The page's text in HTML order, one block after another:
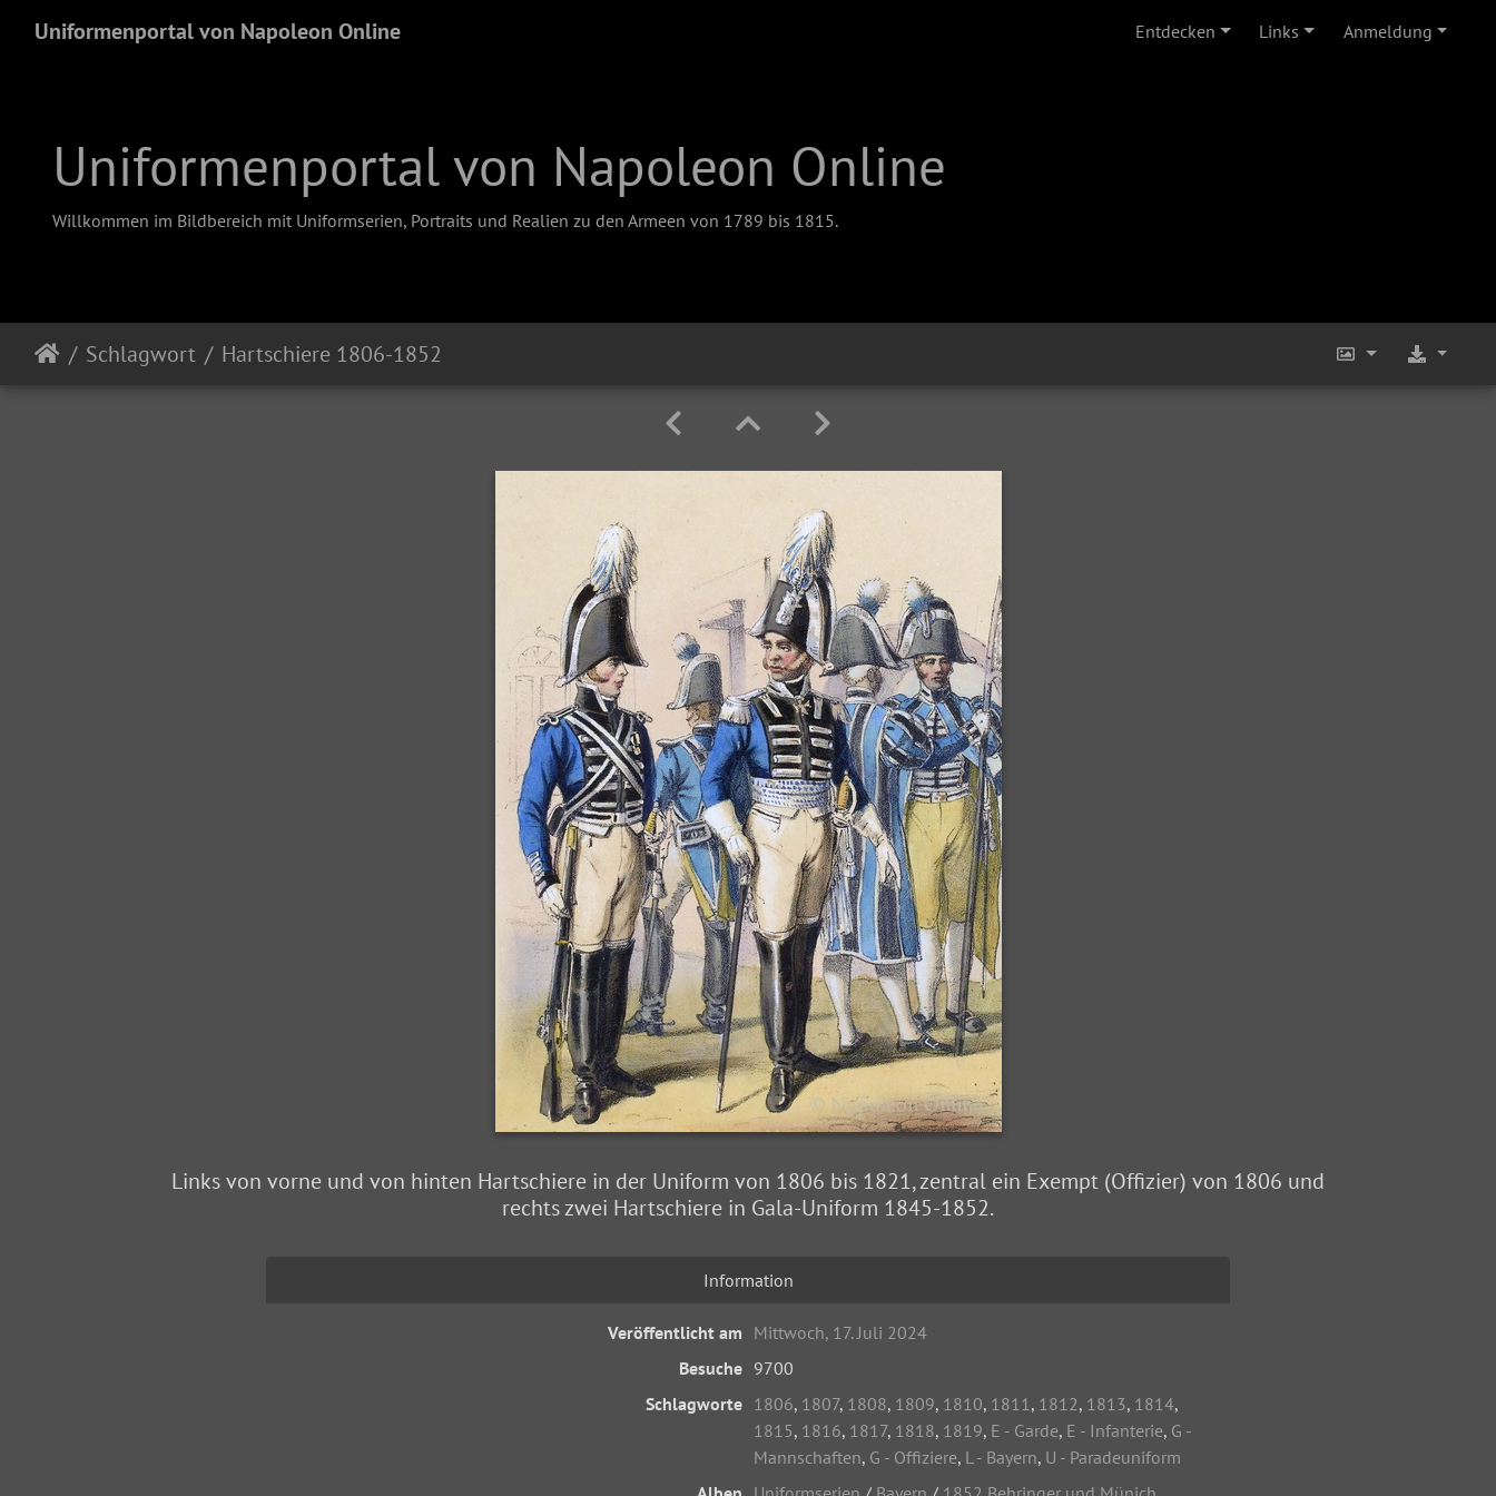
Uniformenportal von Napoleon Online Entdecken Links Anmeldung
Uniformenportal von Napoleon Online
Willkommen im Bildbereich mit Uniformserien, Portraits und Realien zu den Armeen von 1789 bis 1815.
Schlagwort Hartschiere 1806-1852
Links von vorne und von hinten Hartschiere in der Uniform von 1806 bis 1821, zentral ein Exempt (Offizier) von 1806 und
rechts zwei Hartschiere in Gala-Uniform 1845-1852.
Information
Veröffentlicht am Mittwoch, 17. Juli 2024
Besuche 9700
Schlagworte 1806, 1807, 1808, 1809, 1810, 1811, 1812, 1813, 1814,
1815, 1816, 1817, 1818, 1819, E - Garde, E - Infanterie, G -
Mannschaften, G - Offiziere, L - Bayern, U - Paradeuniform